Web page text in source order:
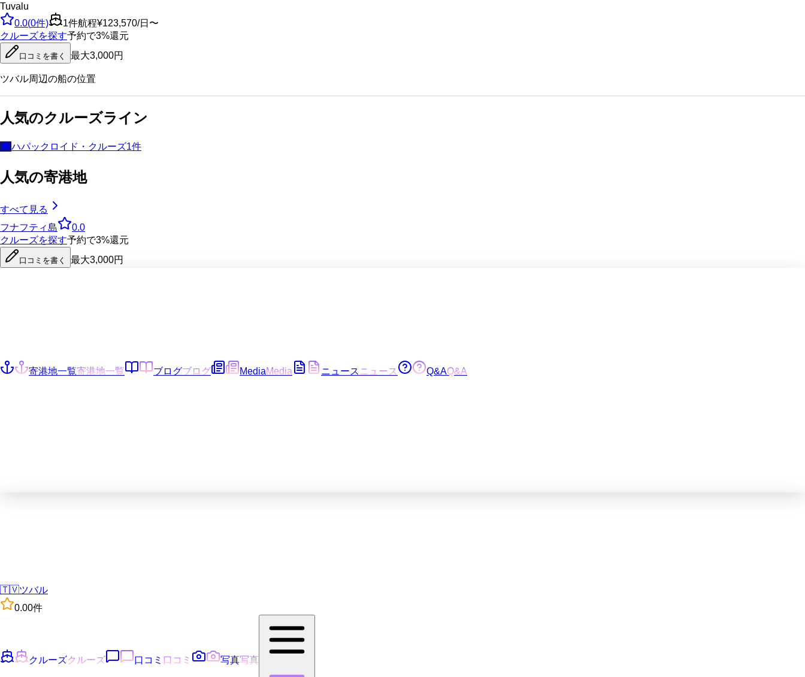
Tuvalu
0.0(0件) 1件航程¥123,570/日〜
クルーズを探す予約で3%還元
口コミを書く 最大3,000円
ツバル周辺の船の位置
人気のクルーズライン
🎓ハパックロイド・クルーズ1件
人気の寄港地
すべて見る
フナフティ島
0.0
クルーズを探す予約で3%還元
口コミを書く 最大3,000円
寄港地一覧寄港地一覧 ブログブログ MediaMedia ニュースニュース Q&AQ&A
🇹🇻ツバル
0.00件
クルーズクルーズ 口コミ 口コミ 写真写真